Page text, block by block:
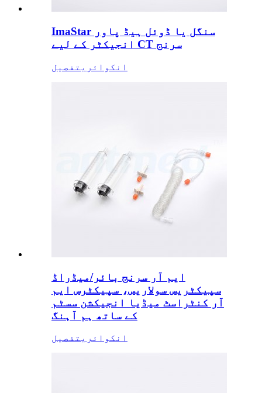
ImaStar سنگل یا ڈوئل ہیڈ پاور
انجیکٹر کے لیے CT سرنج
انکوائری تفصیل
ایم آر سرنج بائر/میڈراڈ
سپیکٹریس سولاریس، سپیکٹرس ایم
آر کنٹراسٹ میڈیا انجیکشن سسٹم
کے ساتھ ہم آہنگ
انکوائری تفصیل